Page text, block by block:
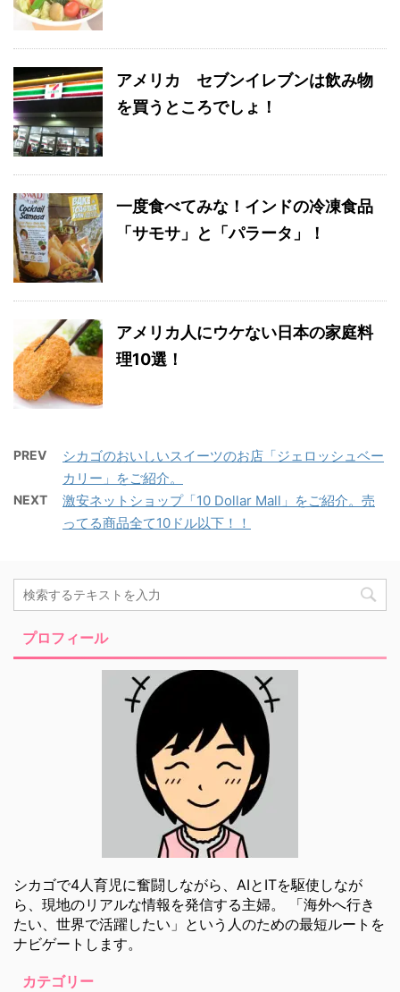
アメリカ セブンイレブンは飲み物
を買うところでしょ！
一度食べてみな！インドの冷凍食品
「サモサ」と「パラータ」！
アメリカ人にウケない日本の家庭料
理10選！
PREV
シカゴのおいしいスイーツのお店「ジェロッシュベー
カリー」をご紹介。
NEXT
激安ネットショップ「10 Dollar Mall」をご紹介。売
ってる商品全て10ドル以下！！
プロフィール
シカゴで4人育児に奮闘しながら、AIとITを駆使しなが
ら、現地のリアルな情報を発信する主婦。 「海外へ行き
たい、世界で活躍したい」という人のための最短ルートを
ナビゲートします。
カテゴリー